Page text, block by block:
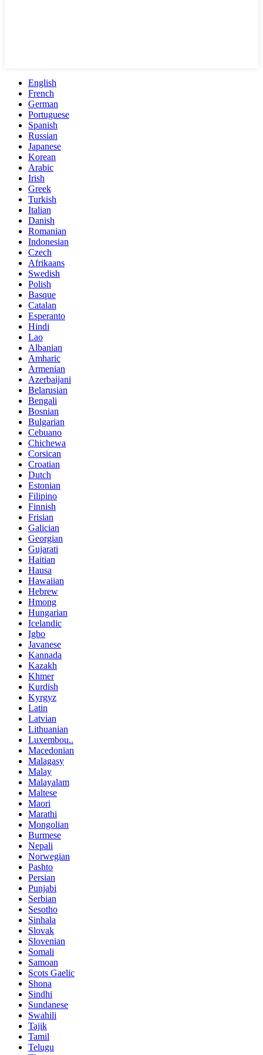
English
French
German
Portuguese
Spanish
Russian
Japanese
Korean
Arabic
Irish
Greek
Turkish
Italian
Danish
Romanian
Indonesian
Czech
Afrikaans
Swedish
Polish
Basque
Catalan
Esperanto
Hindi
Lao
Albanian
Amharic
Armenian
Azerbaijani
Belarusian
Bengali
Bosnian
Bulgarian
Cebuano
Chichewa
Corsican
Croatian
Dutch
Estonian
Filipino
Finnish
Frisian
Galician
Georgian
Gujarati
Haitian
Hausa
Hawaiian
Hebrew
Hmong
Hungarian
Icelandic
Igbo
Javanese
Kannada
Kazakh
Khmer
Kurdish
Kyrgyz
Latin
Latvian
Lithuanian
Luxembou..
Macedonian
Malagasy
Malay
Malayalam
Maltese
Maori
Marathi
Mongolian
Burmese
Nepali
Norwegian
Pashto
Persian
Punjabi
Serbian
Sesotho
Sinhala
Slovak
Slovenian
Somali
Samoan
Scots Gaelic
Shona
Sindhi
Sundanese
Swahili
Tajik
Tamil
Telugu